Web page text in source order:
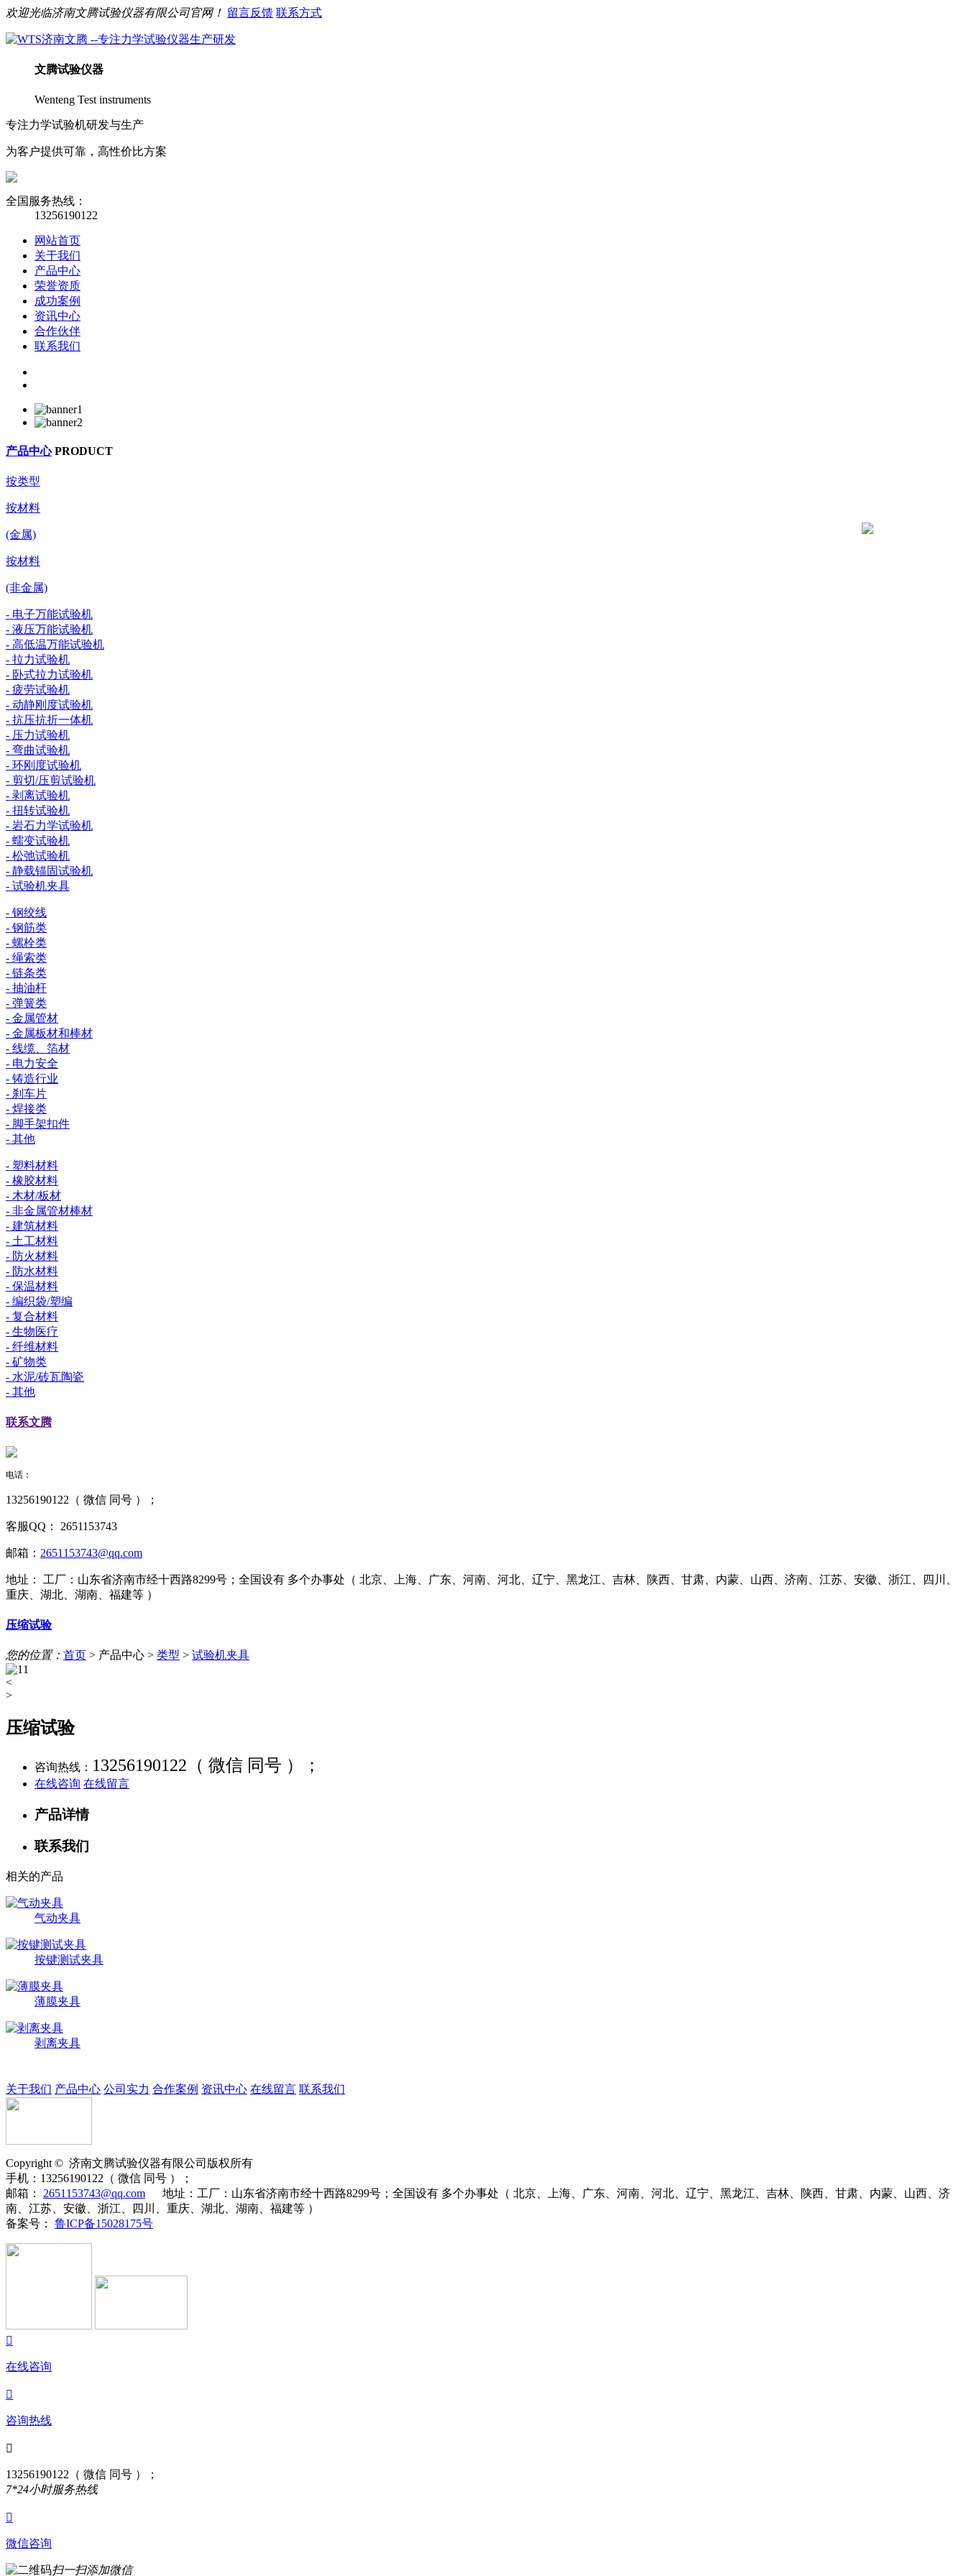
欢迎光临济南文腾试验仪器有限公司官网！ 留言反馈 联系方式
文腾试验仪器
Wenteng Test instruments
专注力学试验机研发与生产
为客户提供可靠，高性价比方案
全国服务热线：
13256190122
网站首页
关于我们
产品中心
荣誉资质
成功案例
资讯中心
合作伙伴
联系我们
产品中心 PRODUCT
按类型
按材料
(金属)
按材料
(非金属)
- 电子万能试验机
- 液压万能试验机
- 高低温万能试验机
- 拉力试验机
- 卧式拉力试验机
- 疲劳试验机
- 动静刚度试验机
- 抗压抗折一体机
- 压力试验机
- 弯曲试验机
- 环刚度试验机
- 剪切/压剪试验机
- 剥离试验机
- 扭转试验机
- 岩石力学试验机
- 蠕变试验机
- 松弛试验机
- 静载锚固试验机
- 试验机夹具
- 钢绞线
- 钢筋类
- 螺栓类
- 绳索类
- 链条类
- 抽油杆
- 弹簧类
- 金属管材
- 金属板材和棒材
- 线缆、箔材
- 电力安全
- 铸造行业
- 刹车片
- 焊接类
- 脚手架扣件
- 其他
- 塑料材料
- 橡胶材料
- 木材/板材
- 非金属管材棒材
- 建筑材料
- 土工材料
- 防火材料
- 防水材料
- 保温材料
- 编织袋/塑编
- 复合材料
- 生物医疗
- 纤维材料
- 矿物类
- 水泥/砖瓦陶瓷
- 其他
联系文腾
电话：
13256190122（ 微信 同号 ）；
客服QQ： 2651153743
邮箱： 2651153743@qq.com
地址：
工厂：山东省济南市经十西路8299号；全国设有 多个办事处（ 北京、上海、广东、河南、河北、辽宁、黑龙江、吉林、陕西、甘肃、内蒙、山西、济南、江苏、安徽、浙江、四川、
重庆、湖北、湖南、福建等 ）
压缩试验
您的位置： 首页 > 产品中心 > 类型 > 试验机夹具
<
>
压缩试验
咨询热线： 13256190122（ 微信 同号 ）；
在线咨询 在线留言
产品详情
联系我们
相关的产品
气动夹具
按键测试夹具
薄膜夹具
剥离夹具
关于我们 产品中心 公司实力 合作案例 资讯中心 在线留言 联系我们
Copyright © 济南文腾试验仪器有限公司版权所有
手机： 13256190122（ 微信 同号 ）；
邮箱： 2651153743@qq.com 地址： 工厂：山东省济南市经十西路8299号；全国设有 多个办事处（ 北京、上海、广东、河南、河北、辽宁、黑龙江、吉林、陕西、甘肃、内蒙、山西、济
南、江苏、安徽、浙江、四川、重庆、湖北、湖南、福建等 ）
备案号： 鲁ICP备15028175号

在线咨询

咨询热线

13256190122（ 微信 同号 ）；
7*24小时服务热线

微信咨询
扫一扫添加微信